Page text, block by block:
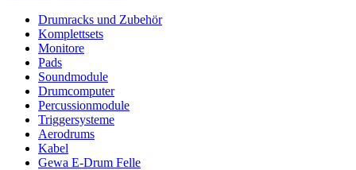
Drumracks und Zubehör
Komplettsets
Monitore
Pads
Soundmodule
Drumcomputer
Percussionmodule
Triggersysteme
Aerodrums
Kabel
Gewa E-Drum Felle